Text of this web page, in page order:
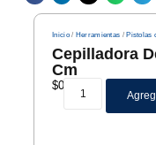
Inicio/ Herramientas /Pistolas
Cepilladora
Cm
$0